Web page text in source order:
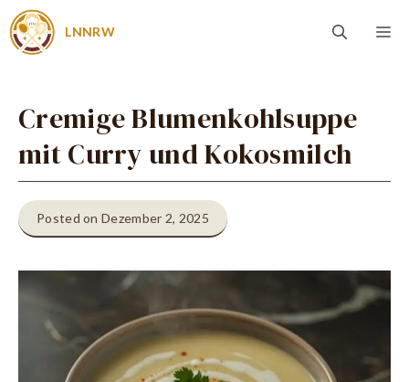
Zum
Inhalt
LNNRW
Cremige Blumenkohlsuppe
mit Curry und Kokosmilch
Posted on Dezember 2, 2025